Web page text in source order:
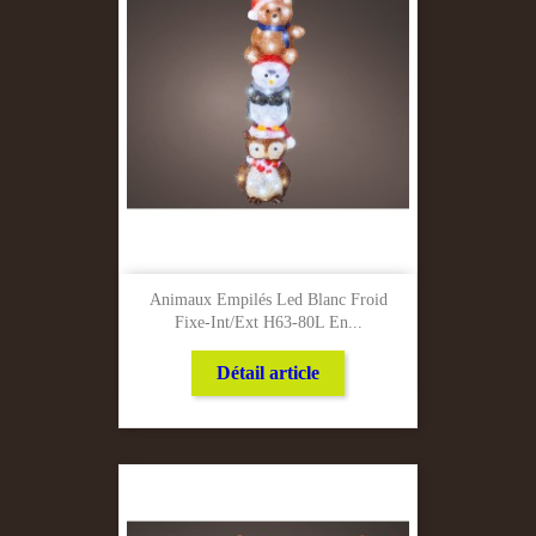
Animaux Empilés Led Blanc Froid
Fixe-Int/Ext H63-80L En...
Détail article